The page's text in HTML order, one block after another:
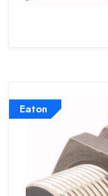
Eaton